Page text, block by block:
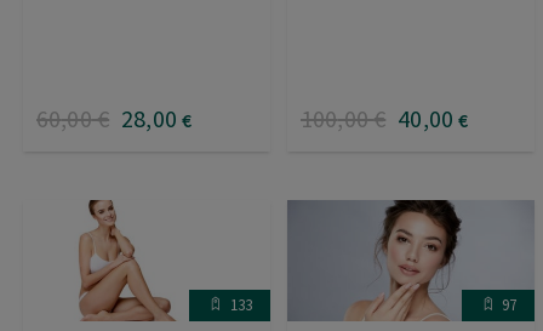
60,00€ 28,00 € 100,00€ 40,00 €
133 97